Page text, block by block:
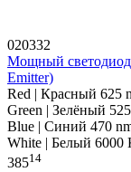
020332
Мощный
Emitter)
Red | Красный 625
Green | Зелёный
Blue | Синий 470
White | Белый 6000
38514